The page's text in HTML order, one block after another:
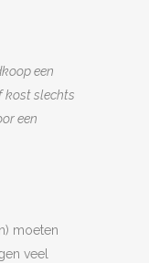
een
kost slechts
een
moeten
veel